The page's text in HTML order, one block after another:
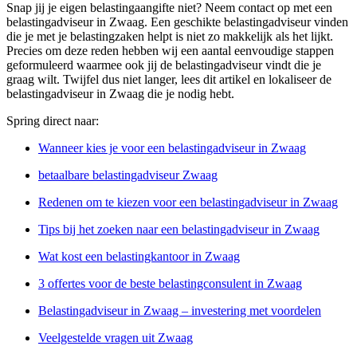
Snap jij je eigen belastingaangifte niet? Neem contact op met een
belastingadviseur in Zwaag. Een geschikte belastingadviseur vinden
die je met je belastingzaken helpt is niet zo makkelijk als het lijkt.
Precies om deze reden hebben wij een aantal eenvoudige stappen
geformuleerd waarmee ook jij de belastingadviseur vindt die je
graag wilt. Twijfel dus niet langer, lees dit artikel en lokaliseer de
belastingadviseur in Zwaag die je nodig hebt.
Spring direct naar:
Wanneer kies je voor een belastingadviseur in Zwaag
betaalbare belastingadviseur Zwaag
Redenen om te kiezen voor een belastingadviseur in Zwaag
Tips bij het zoeken naar een belastingadviseur in Zwaag
Wat kost een belastingkantoor in Zwaag
3 offertes voor de beste belastingconsulent in Zwaag
Belastingadviseur in Zwaag – investering met voordelen
Veelgestelde vragen uit Zwaag